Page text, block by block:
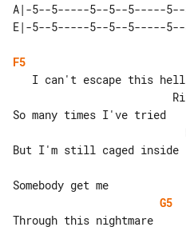
A|-5--5-----5--5--5-----
F5
But I'm still caged inside
G5